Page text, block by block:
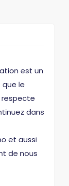
est un
le
respecte
dans
et aussi
de nous